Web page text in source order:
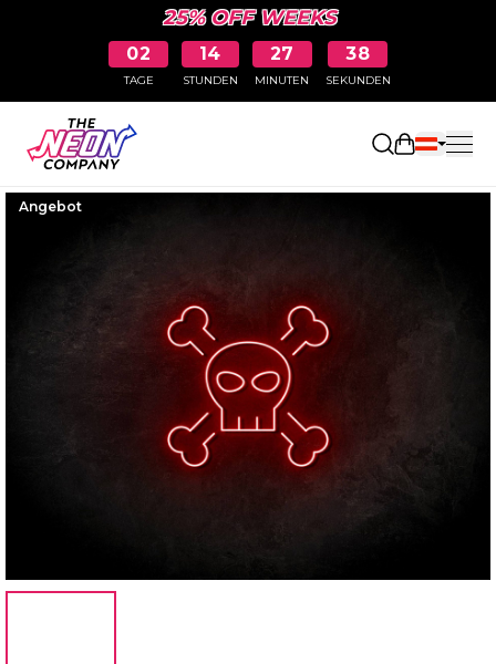
25% OFF WEEKS
02
TAGE
14
STUNDEN
27
MINUTEN
37
SEKUNDEN
Angebot